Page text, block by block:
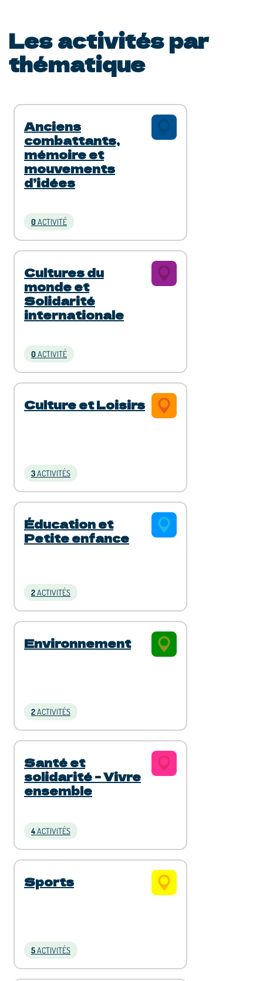
Les activités par
thématique
Anciens
combattants,
mémoire et
mouvements
d’idées
0ACTIVITÉ
Cultures du
monde et
Solidarité
internationale
0ACTIVITÉ
Culture et Loisirs
3ACTIVITÉS
Éducation et
Petite enfance
2ACTIVITÉS
Environnement
2ACTIVITÉS
Santé et
solidarité - Vivre
ensemble
4ACTIVITÉS
Sports
5ACTIVITÉS